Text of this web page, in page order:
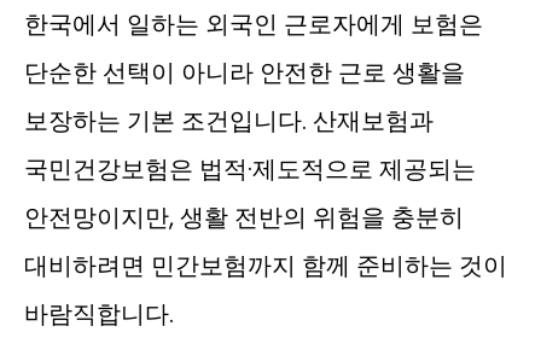
한국에서 일하는 외국인 근로자에게 보험은
단순한 선택이 아니라 안전한 근로 생활을
보장하는 기본 조건입니다. 산재보험과
국민건강보험은 법적·제도적으로 제공되는
안전망이지만, 생활 전반의 위험을 충분히
대비하려면 민간보험까지 함께 준비하는 것이
바람직합니다.